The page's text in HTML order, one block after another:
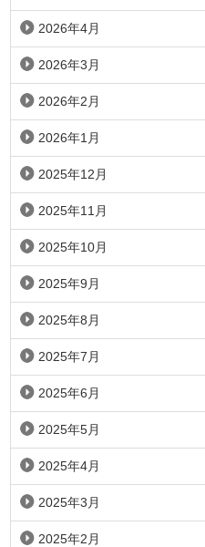
2026年4月
2026年3月
2026年2月
2026年1月
2025年12月
2025年11月
2025年10月
2025年9月
2025年8月
2025年7月
2025年6月
2025年5月
2025年4月
2025年3月
2025年2月